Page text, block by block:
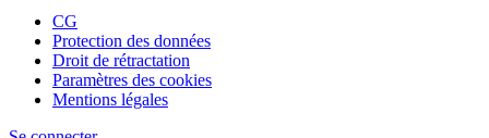
CG
Protection des données
Droit de rétractation
Paramètres des cookies
Mentions légales